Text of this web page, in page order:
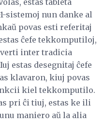
estas tableta
sistemoj nun danke al
povas esti referitaj
ĉefe tekkomputiloj,
inter tradicia
estas desegnitaj ĉefe
klavaron, kiuj povas
kiel tekkomputilo.
pri ĉi tiuj, estas ke ili
maniero aŭ la alia